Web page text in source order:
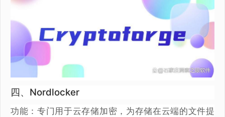
四、Nordlocker
功能：专门用于云存储加密，为存储在云端的文件提